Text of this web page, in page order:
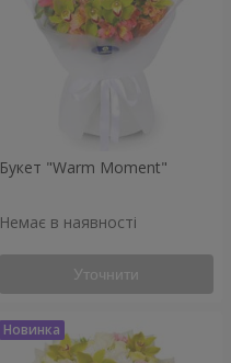
Букет "Warm Moment"
Немає в наявності
Уточнити